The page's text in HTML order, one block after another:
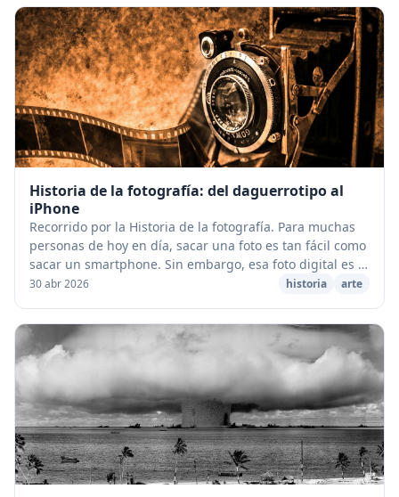
Historia de la fotografía: del daguerrotipo al
iPhone
Recorrido por la Historia de la fotografía. Para muchas
personas de hoy en día, sacar una foto es tan fácil como
sacar un smartphone. Sin embargo, esa foto digital es el
resultado de décadas de experi...
30 abr 2026 historia arte